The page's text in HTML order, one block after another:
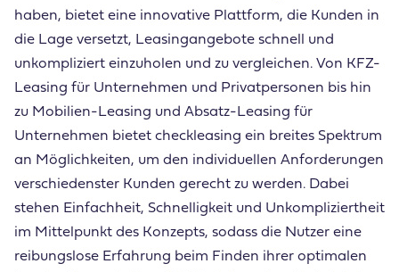
haben, bietet eine innovative Plattform, die Kunden in
die Lage versetzt, Leasingangebote schnell und
unkompliziert einzuholen und zu vergleichen. Von KFZ-
Leasing für Unternehmen und Privatpersonen bis hin
zu Mobilien-Leasing und Absatz-Leasing für
Unternehmen bietet checkleasing ein breites Spektrum
an Möglichkeiten, um den individuellen Anforderungen
verschiedenster Kunden gerecht zu werden. Dabei
stehen Einfachheit, Schnelligkeit und Unkompliziertheit
im Mittelpunkt des Konzepts, sodass die Nutzer eine
reibungslose Erfahrung beim Finden ihrer optimalen